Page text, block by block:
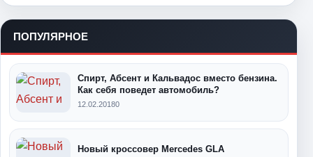
ПОПУЛЯРНОЕ
Спирт, Абсент и Кальвадос вместо бензина.
Как себя поведет автомобиль?
12.02.20180
Новый кроссовер Mercedes GLA